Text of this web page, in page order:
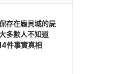
存在龐貝城的屍
多數人不知道
件事實真相